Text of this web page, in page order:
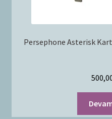
Persephone Asterisk Kart